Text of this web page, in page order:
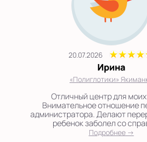
20.07.2026
Ирина
«Полиглотики»
Отличный центр для
Внимательное отношение
администратора. Делают
ребенок заболел со
Подробнее →